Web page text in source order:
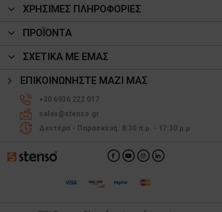
ΧΡΗΣΙΜΕΣ ΠΛΗΡΟΦΟΡΙΕΣ
ΠΡΟΪΌΝΤΑ
ΣΧΕΤΙΚΑ ΜΕ ΕΜΑΣ
ΕΠΙΚΟΙΝΩΝΉΣΤΕ ΜΑΖΊ ΜΑΣ
+30 6936 222 017
sales@stenso.gr
Δευτέρα - Παρασκευή: 8:30 π.μ. - 17:30 μ.μ